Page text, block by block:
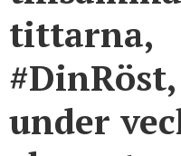
tittarna,
under